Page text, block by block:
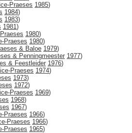
Praeses 1985)
1984)
1983)
1981)
1980)
Praeses 1980)
& Baloe 1979)
& Penningmeester 1977)
& Feestleider 1976)
Praeses 1974)
1973)
1972)
Praeses 1969)
1968)
1967)
Praeses 1966)
Praeses 1966)
Praeses 1965)